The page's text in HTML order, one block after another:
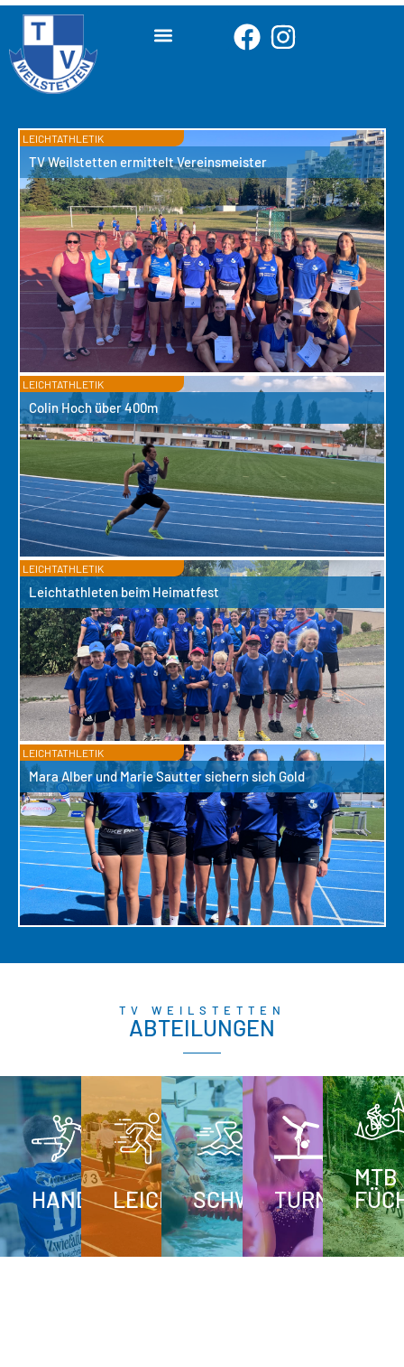
LEICHTATHLETIK
TV Weilstetten ermittelt Vereinsmeister
LEICHTATHLETIK
Colin Hoch über 400m
LEICHTATHLETIK
Leichtathleten beim Heimatfest
LEICHTATHLETIK
Mara Alber und Marie Sautter sichern sich Gold
TV WEILSTETTEN
ABTEILUNGEN
HANDBALLLEICHTATHLETIK
SCHWIMMEN
TURNEN
MTB